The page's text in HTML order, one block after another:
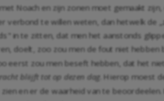
Noach en zijn zonen moet gemaakt zijn,
verbond te willen weten, dan hetwelk de
in te zitten, dat men het aanstonds
doelt, zoo zou men de fout niet
eerst zou men beseft hebben, dat het
bliijft tot op dezen dag . Hierop moest
en er de waarheid van te